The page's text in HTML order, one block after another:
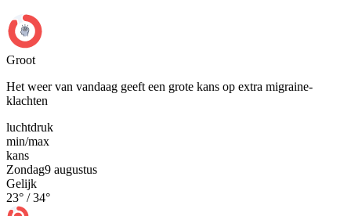
Groot
Het weer van vandaag geeft een grote kans op extra migraine-
klachten
luchtdruk
min/max
kans
Zondag9 augustus
Gelijk
23° /34°